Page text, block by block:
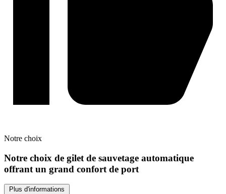
Notre choix
Notre choix de gilet de sauvetage automatique
offrant un grand confort de port
Plus d'informations